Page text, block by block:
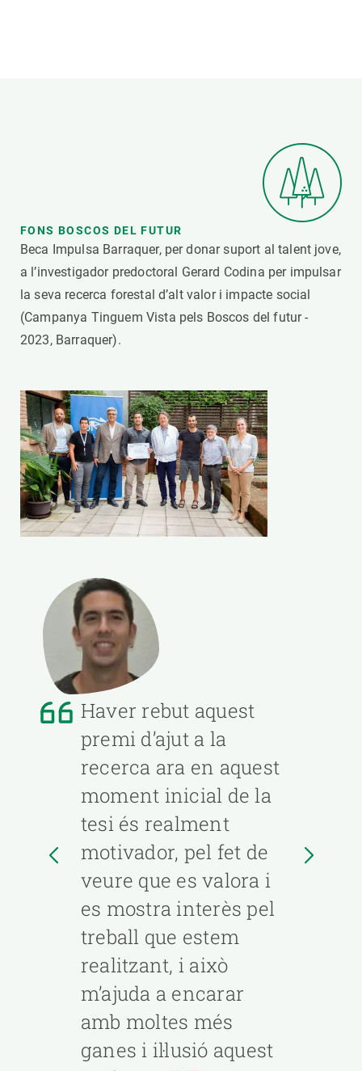
FONS BOSCOS DEL FUTUR
Beca Impulsa Barraquer, per donar suport al talent jove,
a l’investigador predoctoral Gerard Codina per impulsar
la seva recerca forestal d’alt valor i impacte social
(Campanya Tinguem Vista pels Boscos del futur -
2023, Barraquer).
Haver rebut aquest
premi d’ajut a la
recerca ara en aquest
moment inicial de la
tesi és realment
motivador, pel fet de
veure que es valora i
es mostra interès pel
treball que estem
realitzant, i això
m’ajuda a encarar
amb moltes més
ganes i il·lusió aquest